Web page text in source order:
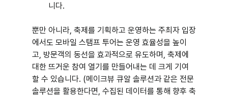
니다.
뿐만 아니라, 축제를 기획하고 운영하는 주최자 입장
에서도 모바일 스탬프 투어는 운영 효율성을 높이
고, 방문객의 동선을 효과적으로 유도하며, 축제에
대한 뜨거운 참여 열기를 만들어내는 데 크게 기여
할 수 있습니다. (메이크뷰 큐알 솔루션과 같은 전문
솔루션을 활용한다면, 수집된 데이터를 통해 향후 축